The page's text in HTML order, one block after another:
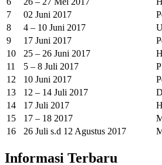
7
02 Juni 2017
8
4 – 10 Juni 2017
9
17 Juni 2017
10
25 – 26 Juni 2017
11
5 – 8 Juli 2017
12
10 Juni 2017
13
12 – 14 Juli 2017
14
17 Juli 2017
15
17 – 18 2017
16
26 Juli s.d 12 Agustus 2017
Informasi Terbaru